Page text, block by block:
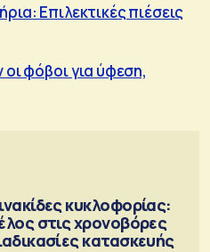
Επιλεκτικές πιέσεις
φόβοι για ύφεση,
κυκλοφορίας:
στις χρονοβόρες
κατασκευής